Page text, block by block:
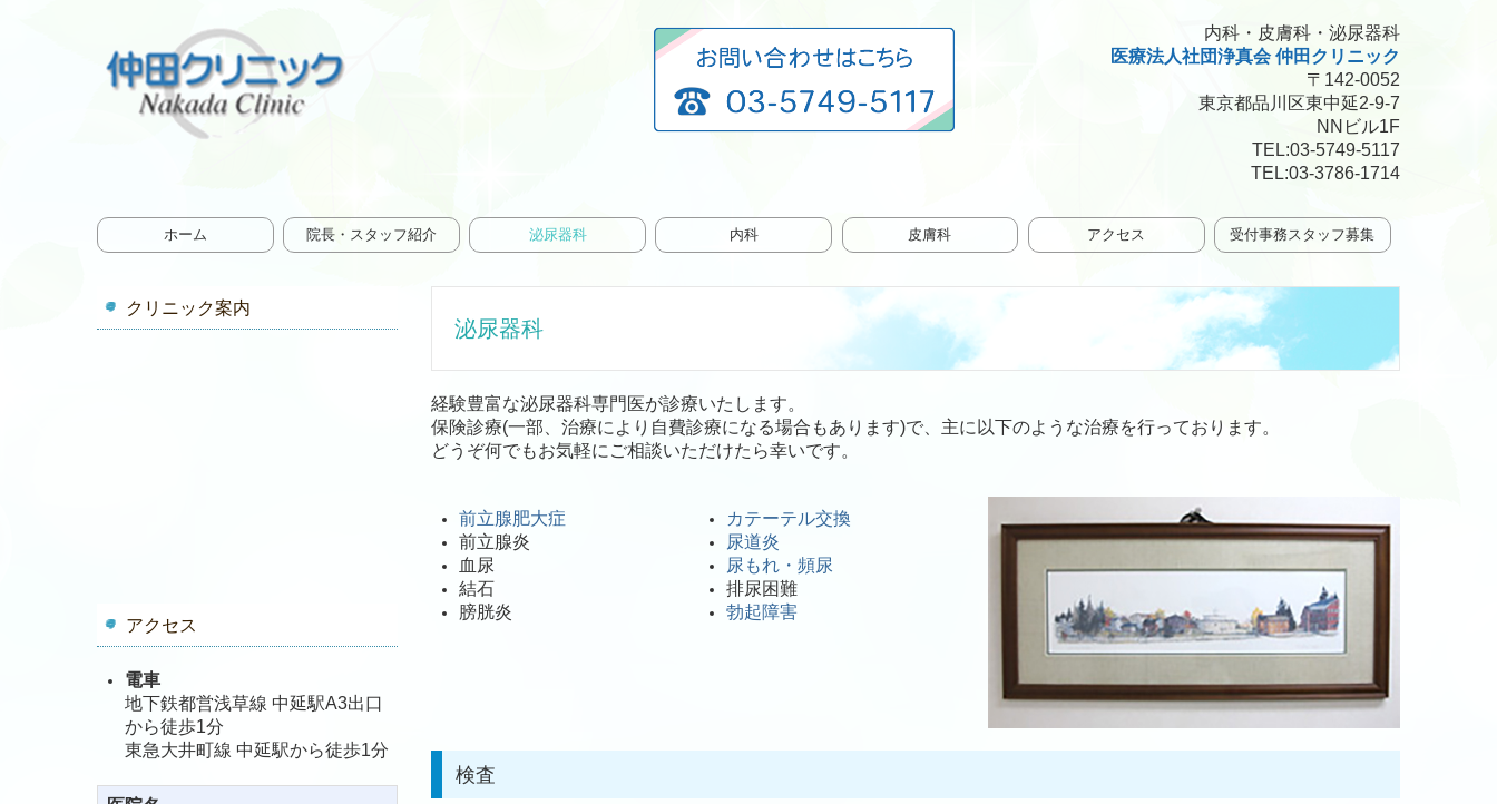
内科・皮膚科・泌尿器科
医療法人社団浄真会 仲田クリニック
〒142-0052
東京都品川区東中延2-9-7
NNビル1F
TEL:03-5749-5117
TEL:03-3786-1714
ホーム 院長・スタッフ紹介 泌尿器科 内科 皮膚科 アクセス 受付事務スタッフ募集
クリニック案内
アクセス
電車
地下鉄都営浅草線 中延駅A3出口
から徒歩1分
東急大井町線 中延駅から徒歩1分
泌尿器科
経験豊富な泌尿器科専門医が診療いたします。
保険診療(一部、治療により自費診療になる場合もあります)で、主に以下のような治療を行っております。
どうぞ何でもお気軽にご相談いただけたら幸いです。
前立腺肥大症
前立腺炎
血尿
結石
膀胱炎
カテーテル交換
尿道炎
尿もれ・頻尿
排尿困難
勃起障害
検査